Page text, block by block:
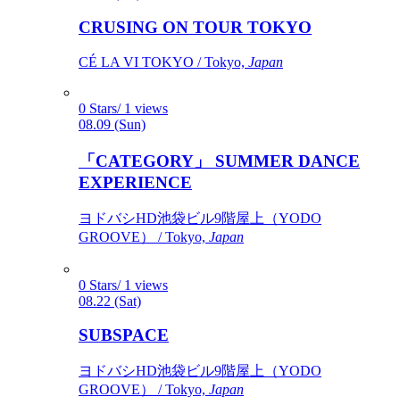
CRUSING ON TOUR TOKYO
CÉ LA VI TOKYO / Tokyo, Japan
0 Stars/ 1 views
08.09 (Sun)
「CATEGORY」 SUMMER DANCE
EXPERIENCE
ヨドバシHD池袋ビル9階屋上（YODO
GROOVE） / Tokyo, Japan
0 Stars/ 1 views
08.22 (Sat)
SUBSPACE
ヨドバシHD池袋ビル9階屋上（YODO
GROOVE） / Tokyo, Japan